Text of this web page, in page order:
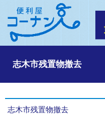
志木市残置物撤去
志木市残置物撤去